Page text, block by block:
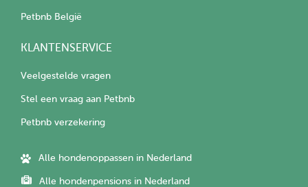
Petbnb België
KLANTENSERVICE
Veelgestelde vragen
Stel een vraag aan Petbnb
Petbnb verzekering
Alle hondenoppassen in Nederland
Alle hondenpensions in Nederland